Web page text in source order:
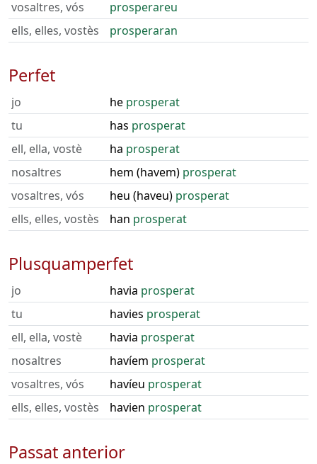
vosaltres, vós
prosperareu
ells, elles, vostès
prosperaran
Perfet
jo he prosperat
tu
has prosperat
ell, ella, vostè
ha prosperat
nosaltres
hem (havem) prosperat
vosaltres, vós
heu (haveu) prosperat
ells, elles, vostès
han prosperat
Plusquamperfet
jo havia prosperat
tu
havies prosperat
ell, ella, vostè
havia prosperat
nosaltres
havíem prosperat
vosaltres, vós
havíeu prosperat
ells, elles, vostès
havien prosperat
Passat anterior